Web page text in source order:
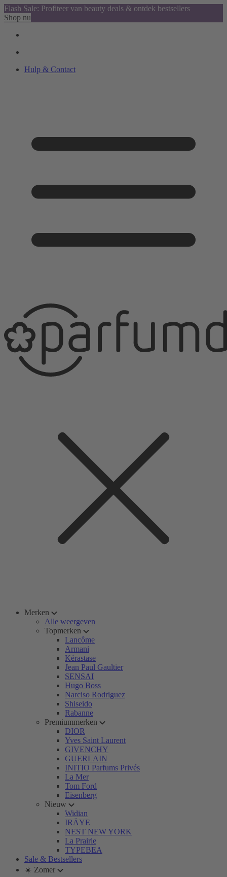
Flash Sale: Profiteer van beauty deals & ontdek bestsellers
Shop nu
Hulp & Contact
Merken
Alle weergeven
Topmerken
Lancôme
Armani
Kérastase
Jean Paul Gaultier
SENSAI
Hugo Boss
Narciso Rodriguez
Shiseido
Rabanne
Premiummerken
DIOR
Yves Saint Laurent
GIVENCHY
GUERLAIN
INITIO Parfums Privés
La Mer
Tom Ford
Eisenberg
Nieuw
Widian
IRÄYE
NEST NEW YORK
La Prairie
TYPEBEA
Sale & Bestsellers
☀️ Zomer